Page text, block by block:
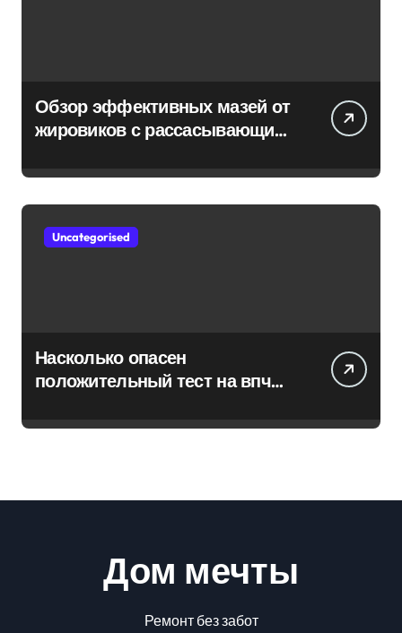
Обзор эффективных мазей от
жировиков с рассасывающим
Uncategorised
Насколько опасен
положительный тест на впч
Дом мечты
Ремонт без забот